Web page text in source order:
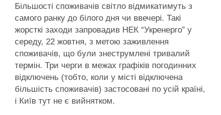
Більшості споживачів світло відмикатимуть з
самого ранку до білого дня чи ввечері. Такі
жорсткі заходи запровадив НЕК “Укренерго” у
середу, 22 жовтня, з метою заживлення
споживачів, що були знеструмлені тривалий
термін. Три черги в межах графіків погодинних
відключень (тобто, коли у місті відключена
більшість споживачів) застосовані по усій країні,
і Київ тут не є вийнятком.